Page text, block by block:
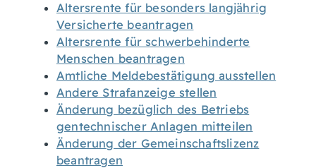
Altersrente für besonders langjährig
Versicherte beantragen
Altersrente für schwerbehinderte
Menschen beantragen
Amtliche Meldebestätigung ausstellen
Andere Strafanzeige stellen
Änderung bezüglich des Betriebs
gentechnischer Anlagen mitteilen
Änderung der Gemeinschaftslizenz
beantragen